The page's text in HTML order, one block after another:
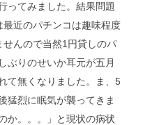
ってみました。結果問題
近のパチンコは趣味程度
んので当然1円貸しのパ
ぶりのせいか耳元が五月
て無くなりました。ま、5
猛烈に眠気が襲ってきま
か。。。」と現状の病状